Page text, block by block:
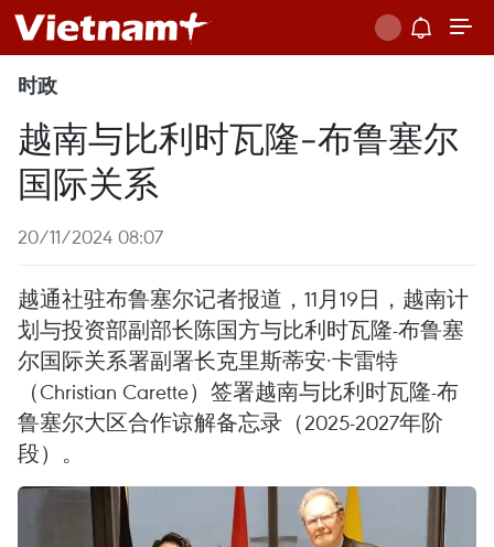
时政
越南与比利时瓦隆-布鲁塞尔
国际关系
20/11/2024 08:07
越通社驻布鲁塞尔记者报道，11月19日，越南计
划与投资部副部长陈国方与比利时瓦隆-布鲁塞
尔国际关系署副署长克里斯蒂安·卡雷特
（Christian Carette）签署越南与比利时瓦隆-布
鲁塞尔大区合作谅解备忘录（2025-2027年阶
段）。